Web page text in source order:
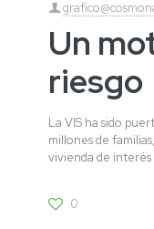
Un
riesgo
La VIS ha sido
millones de
vivienda de interés
0